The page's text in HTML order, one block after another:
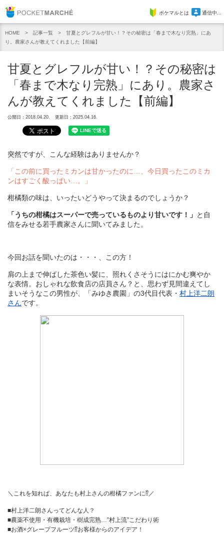
Pocket Marcheポケマルとは 通信中...
HOME 記事一覧
甘夏とグレフルが甘い！？その秘密は「春まで木なり完熟」にあ
り。農家さんが教えてくれました【前編】
甘夏とグレフルが甘い！？その秘密は
「春まで木なり完熟」にあり。農家さ
んが教えてくれました【前編】
公開日：2018.04.20. 更新日：2025.04.16.
突然ですが、こんな経験はありませんか？
「この前に買ったミカンは甘かったのに…、今日買ったこのミカ
ンはすごく酸っぱい…。」
柑橘類の味は、いったいどうやって決まるのでしょうか？
「うちの柑橘はスーパーで売っているものより甘いです！」 と自
信をみせる若手農家さんに聞いてみました。
今回お話を聞いたのは・・・、この方！
肩の上まで伸ばした茶色い髪に、照れくさそうにはにかむ爽やか
な表情。おしゃれな飲食店の店員さん？と、思わず見間違えてし
まいそうなこの男性が、「みゆき農園」の3代目代表・ 村上洋二朗
さんです。
＼これを知れば、あなたも村上さんの柑橘ファンに⁉︎／
■村上洋二朗さんってどんな人？
■農薬不使用・有機栽培・樹成完熟…”村上流”こだわり術
■お酒×グレープフルーツ⁉︎お客様からのアイデア！